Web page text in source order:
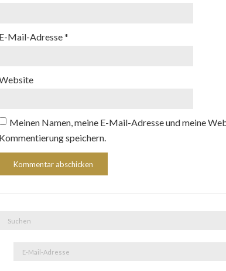
E-Mail-Adresse*
Meinen Namen, meine E-Mail-Adresse und meine
Kommentierung speichern.